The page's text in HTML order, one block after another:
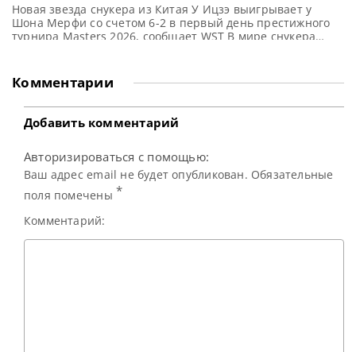
Новая звезда снукера из Китая У Ицзэ выигрывает у
Шона Мерфи со счетом 6-2 в первый день престижного
турнира Masters 2026, сообщает WST В мире снукера
арене Alexandra Palace ознаменовался впечатляющей
победой над Шоном Мерфи со счётом
Комментарии
Добавить комментарий
Авторизироваться с помощью:
Ваш адрес email не будет опубликован. Обязательные
поля помечены *
Комментарий: